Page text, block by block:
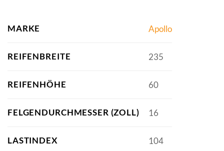
MARKE Apollo
REIFENBREITE 235
REIFENHÖHE 60
FELGENDURCHMESSER (ZOLL) 16
LASTINDEX 104